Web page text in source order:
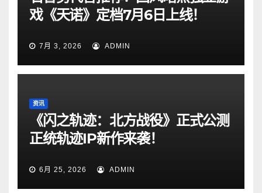
戏《天诺》定档7月6日上线！
7月 3, 2026 ADMIN
资讯
《闪之轨迹：北方战役》正式公测
正统轨迹IP新作来袭！
6月 25, 2026 ADMIN